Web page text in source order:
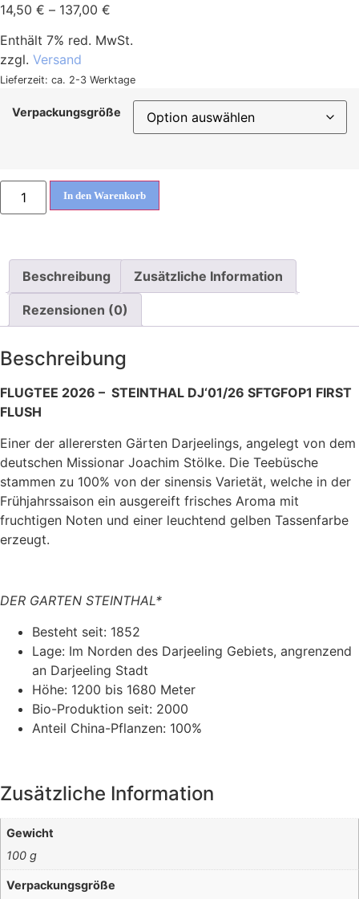
14,50 € – 137,00 €
Enthält 7% red. MwSt.
zzgl. Versand
Lieferzeit: ca. 2-3 Werktage
Verpackungsgröße
In den Warenkorb
Beschreibung Zusätzliche Information
Rezensionen (0)
Beschreibung
FLUGTEE 2026 – STEINTHAL DJ‘01/26 SFTGFOP1 FIRST
FLUSH
Einer der allerersten Gärten Darjeelings, angelegt von dem
deutschen Missionar Joachim Stölke. Die Teebüsche
stammen zu 100% von der sinensis Varietät, welche in der
Frühjahrssaison ein ausgereift frisches Aroma mit
fruchtigen Noten und einer leuchtend gelben Tassenfarbe
erzeugt.
DER GARTEN STEINTHAL*
Besteht seit: 1852
Lage: Im Norden des Darjeeling Gebiets, angrenzend
an Darjeeling Stadt
Höhe: 1200 bis 1680 Meter
Bio-Produktion seit: 2000
Anteil China-Pflanzen: 100%
Zusätzliche Information
Gewicht
100 g
Verpackungsgröße